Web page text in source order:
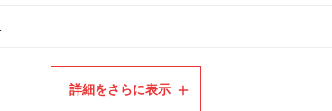
詳細をさらに表示